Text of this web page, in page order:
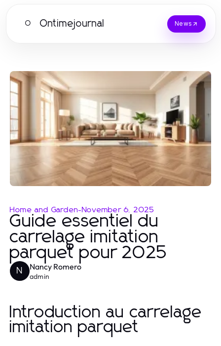
O Ontimejournal News
Home and Garden-November 6, 2025
Guide essentiel du
carrelage imitation
parquet pour 2025
N Nancy Romero
admin
Introduction au carrelage
imitation parquet